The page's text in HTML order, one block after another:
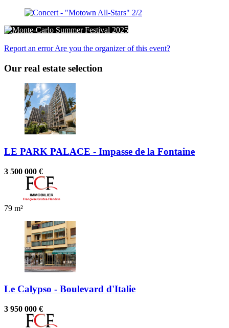
Report an errorAre you the organizer of this event?
Our real estate selection
LE PARK PALACE - Impasse de la Fontaine
3 500 000 €
79 m²
Le Calypso - Boulevard d'Italie
3 950 000 €